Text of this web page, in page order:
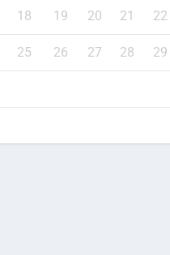
18 19 20 21 22
25 26 27 28 29